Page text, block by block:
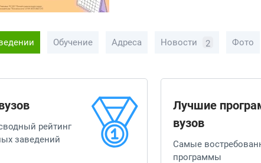
Обучение Адреса Новости 2 Фото
рейтинг
заведений
Лучшие
вузов
Самые
программы